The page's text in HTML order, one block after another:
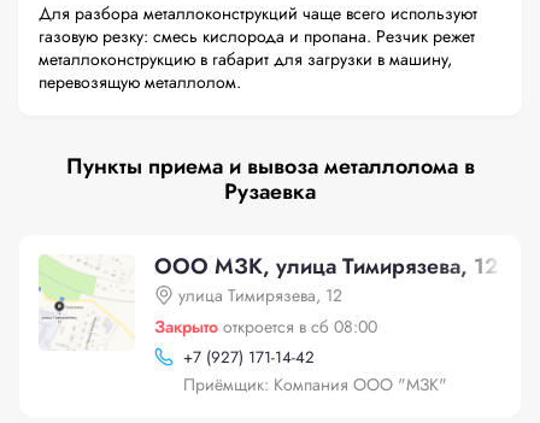
Для разбора металлоконструкций чаще всего используют
газовую резку: смесь кислорода и пропана. Резчик режет
металлоконструкцию в габарит для загрузки в машину,
перевозящую металлолом.
Пункты приема и вывоза металлолома в
Рузаевка
ООО МЗК, улица Тимирязева, 12
улица Тимирязева, 12
Закрыто откроется в сб 08:00
+7 (927) 171-14-42
Приёмщик: Компания ООО "МЗК"